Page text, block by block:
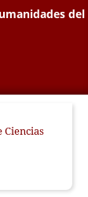
del
Ciencias